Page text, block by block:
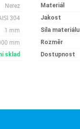
Nerez
304
1 mm
mm
sklad
Materiál
Jakost
Síla materiálu
Rozměr
Dostupnost